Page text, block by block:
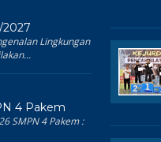
2027
Lingkungan
4 Pakem
SMPN 4 Pakem :